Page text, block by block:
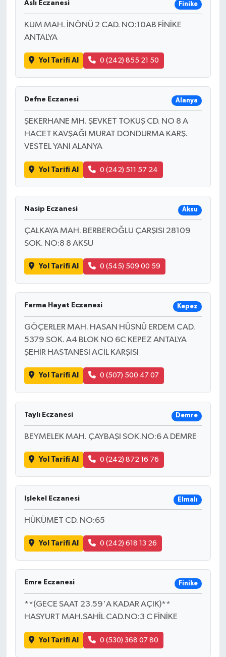
Aslı Eczanesi Finike
KUM MAH. İNÖNÜ 2 CAD. NO:10AB FİNİKE
ANTALYA
Yol Tarifi Al 0 (242) 855 21 50
Defne Eczanesi Alanya
ŞEKERHANE MH. ŞEVKET TOKUŞ CD. NO 8 A
HACET KAVŞAĞI MURAT DONDURMA KARŞ.
VESTEL YANI ALANYA
Yol Tarifi Al 0 (242) 511 57 24
Nasip Eczanesi Aksu
ÇALKAYA MAH. BERBEROĞLU ÇARŞISI 28109
SOK. NO:8 8 AKSU
Yol Tarifi Al 0 (545) 509 00 59
Farma Hayat Eczanesi Kepez
GÖÇERLER MAH. HASAN HÜSNÜ ERDEM CAD.
5379 SOK. A4 BLOK NO 6C KEPEZ ANTALYA
ŞEHİR HASTANESİ ACİL KARŞISI
Yol Tarifi Al 0 (507) 500 47 07
Taylı Eczanesi Demre
BEYMELEK MAH. ÇAYBAŞI SOK.NO:6 A DEMRE
Yol Tarifi Al 0 (242) 872 16 76
Işlekel Eczanesi Elmalı
HÜKÜMET CD. NO:65
Yol Tarifi Al 0 (242) 618 13 26
Emre Eczanesi Finike
**(GECE SAAT 23.59'A KADAR AÇIK)**
HASYURT MAH.SAHİL CAD.NO:3 C FİNİKE
Yol Tarifi Al 0 (530) 368 07 80